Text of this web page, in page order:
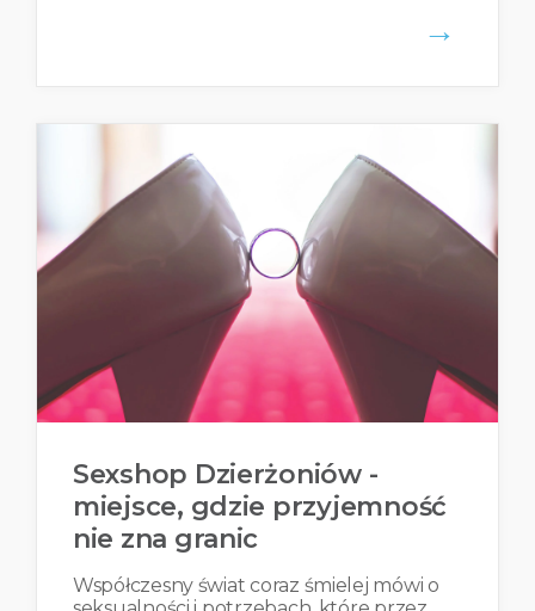
→
Sexshop Dzierżoniów -
miejsce, gdzie przyjemność
nie zna granic
Współczesny świat coraz śmielej mówi o